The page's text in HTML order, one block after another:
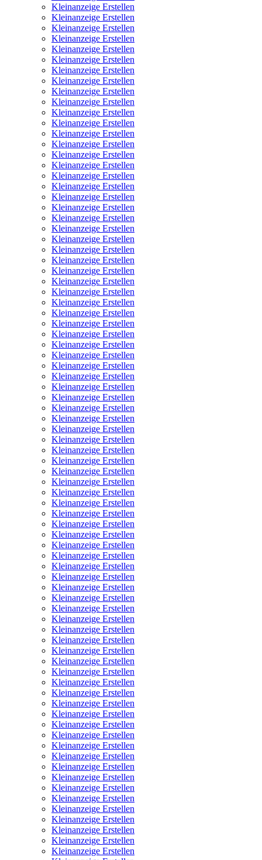
Kleinanzeige Erstellen
Kleinanzeige Erstellen
Kleinanzeige Erstellen
Kleinanzeige Erstellen
Kleinanzeige Erstellen
Kleinanzeige Erstellen
Kleinanzeige Erstellen
Kleinanzeige Erstellen
Kleinanzeige Erstellen
Kleinanzeige Erstellen
Kleinanzeige Erstellen
Kleinanzeige Erstellen
Kleinanzeige Erstellen
Kleinanzeige Erstellen
Kleinanzeige Erstellen
Kleinanzeige Erstellen
Kleinanzeige Erstellen
Kleinanzeige Erstellen
Kleinanzeige Erstellen
Kleinanzeige Erstellen
Kleinanzeige Erstellen
Kleinanzeige Erstellen
Kleinanzeige Erstellen
Kleinanzeige Erstellen
Kleinanzeige Erstellen
Kleinanzeige Erstellen
Kleinanzeige Erstellen
Kleinanzeige Erstellen
Kleinanzeige Erstellen
Kleinanzeige Erstellen
Kleinanzeige Erstellen
Kleinanzeige Erstellen
Kleinanzeige Erstellen
Kleinanzeige Erstellen
Kleinanzeige Erstellen
Kleinanzeige Erstellen
Kleinanzeige Erstellen
Kleinanzeige Erstellen
Kleinanzeige Erstellen
Kleinanzeige Erstellen
Kleinanzeige Erstellen
Kleinanzeige Erstellen
Kleinanzeige Erstellen
Kleinanzeige Erstellen
Kleinanzeige Erstellen
Kleinanzeige Erstellen
Kleinanzeige Erstellen
Kleinanzeige Erstellen
Kleinanzeige Erstellen
Kleinanzeige Erstellen
Kleinanzeige Erstellen
Kleinanzeige Erstellen
Kleinanzeige Erstellen
Kleinanzeige Erstellen
Kleinanzeige Erstellen
Kleinanzeige Erstellen
Kleinanzeige Erstellen
Kleinanzeige Erstellen
Kleinanzeige Erstellen
Kleinanzeige Erstellen
Kleinanzeige Erstellen
Kleinanzeige Erstellen
Kleinanzeige Erstellen
Kleinanzeige Erstellen
Kleinanzeige Erstellen
Kleinanzeige Erstellen
Kleinanzeige Erstellen
Kleinanzeige Erstellen
Kleinanzeige Erstellen
Kleinanzeige Erstellen
Kleinanzeige Erstellen
Kleinanzeige Erstellen
Kleinanzeige Erstellen
Kleinanzeige Erstellen
Kleinanzeige Erstellen
Kleinanzeige Erstellen
Kleinanzeige Erstellen
Kleinanzeige Erstellen
Kleinanzeige Erstellen
Kleinanzeige Erstellen
Kleinanzeige Erstellen